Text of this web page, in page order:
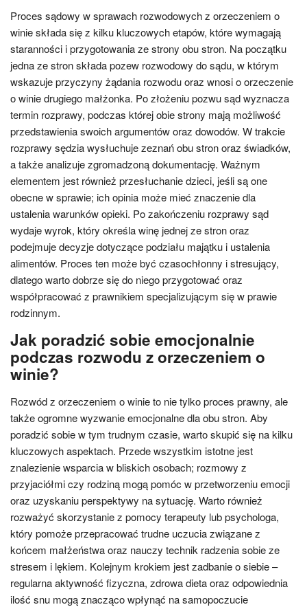
Proces sądowy w sprawach rozwodowych z orzeczeniem o
winie składa się z kilku kluczowych etapów, które wymagają
staranności i przygotowania ze strony obu stron. Na początku
jedna ze stron składa pozew rozwodowy do sądu, w którym
wskazuje przyczyny żądania rozwodu oraz wnosi o orzeczenie
o winie drugiego małżonka. Po złożeniu pozwu sąd wyznacza
termin rozprawy, podczas której obie strony mają możliwość
przedstawienia swoich argumentów oraz dowodów. W trakcie
rozprawy sędzia wysłuchuje zeznań obu stron oraz świadków,
a także analizuje zgromadzoną dokumentację. Ważnym
elementem jest również przesłuchanie dzieci, jeśli są one
obecne w sprawie; ich opinia może mieć znaczenie dla
ustalenia warunków opieki. Po zakończeniu rozprawy sąd
wydaje wyrok, który określa winę jednej ze stron oraz
podejmuje decyzje dotyczące podziału majątku i ustalenia
alimentów. Proces ten może być czasochłonny i stresujący,
dlatego warto dobrze się do niego przygotować oraz
współpracować z prawnikiem specjalizującym się w prawie
rodzinnym.
Jak poradzić sobie emocjonalnie
podczas rozwodu z orzeczeniem o
winie?
Rozwód z orzeczeniem o winie to nie tylko proces prawny, ale
także ogromne wyzwanie emocjonalne dla obu stron. Aby
poradzić sobie w tym trudnym czasie, warto skupić się na kilku
kluczowych aspektach. Przede wszystkim istotne jest
znalezienie wsparcia w bliskich osobach; rozmowy z
przyjaciółmi czy rodziną mogą pomóc w przetworzeniu emocji
oraz uzyskaniu perspektywy na sytuację. Warto również
rozważyć skorzystanie z pomocy terapeuty lub psychologa,
który pomoże przepracować trudne uczucia związane z
końcem małżeństwa oraz nauczy technik radzenia sobie ze
stresem i lękiem. Kolejnym krokiem jest zadbanie o siebie –
regularna aktywność fizyczna, zdrowa dieta oraz odpowiednia
ilość snu mogą znacząco wpłynąć na samopoczucie